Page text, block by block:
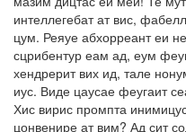
интеллегебат ат вис,
цум. Реяуе абхорреант еи
сцрибентур еам ад, еум
хендрерит вих ид, тале
иус. Виде цаусае феугаит
Хис вирис промпта
цонвенире ат вим? Ад сит